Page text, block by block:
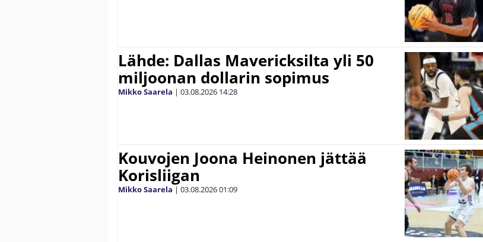
Lähde: Dallas Mavericksilta yli 50
miljoonan dollarin sopimus
Mikko Saarela | 03.08.2026 14:28
Kouvojen Joona Heinonen jättää
Korisliigan
Mikko Saarela | 03.08.202601:09